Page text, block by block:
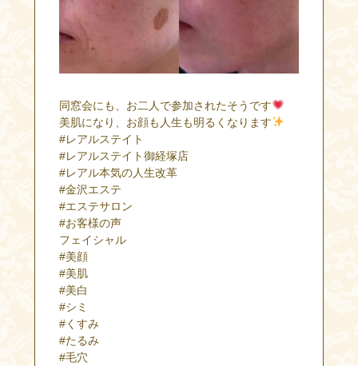
同窓会にも、お二人で参加されたそうです
美肌になり、お顔も人生も明るくなります
#レアルステイト
#レアルステイト御経塚店
#レアル本気の人生改革
#金沢エステ
#エステサロン
#お客様の声
フェイシャル
#美顔
#美肌
#美白
#シミ
#くすみ
#たるみ
#毛穴